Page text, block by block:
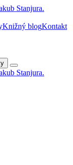
Knižný blogKontakt